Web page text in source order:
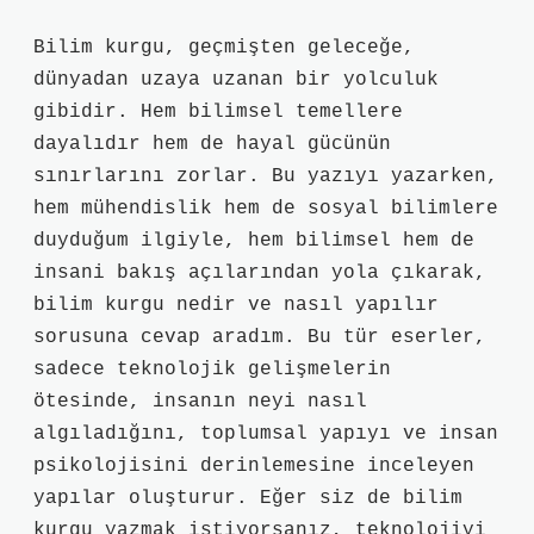
Bilim kurgu, geçmişten geleceğe,
dünyadan uzaya uzanan bir yolculuk
gibidir. Hem bilimsel temellere
dayalıdır hem de hayal gücünün
sınırlarını zorlar. Bu yazıyı yazarken,
hem mühendislik hem de sosyal bilimlere
duyduğum ilgiyle, hem bilimsel hem de
insani bakış açılarından yola çıkarak,
bilim kurgu nedir ve nasıl yapılır
sorusuna cevap aradım. Bu tür eserler,
sadece teknolojik gelişmelerin
ötesinde, insanın neyi nasıl
algıladığını, toplumsal yapıyı ve insan
psikolojisini derinlemesine inceleyen
yapılar oluşturur. Eğer siz de bilim